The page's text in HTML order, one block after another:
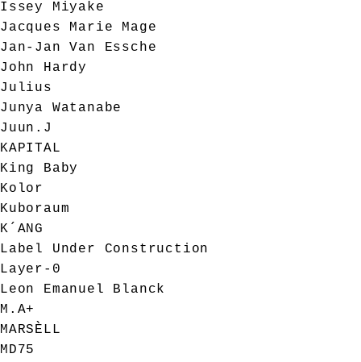
Issey Miyake
Jacques Marie Mage
Jan-Jan Van Essche
John Hardy
Julius
Junya Watanabe
Juun.J
KAPITAL
King Baby
Kolor
Kuboraum
K´ANG
Label Under Construction
Layer-0
Leon Emanuel Blanck
M.A+
MARSÈLL
MD75